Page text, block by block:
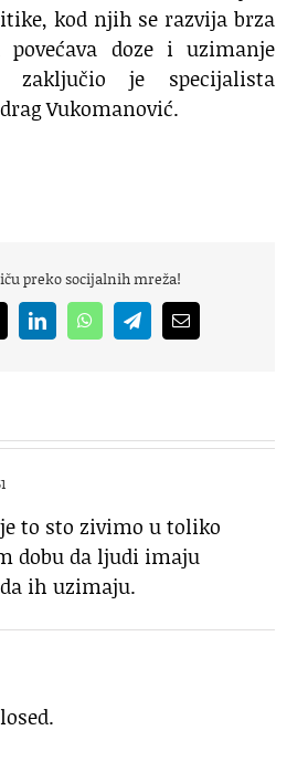
kod njih se razvija brza
doze i uzimanje
zaključio je specijalista
Vukomanović.
preko socijalnih mreža!
LinkedInWhatsAppTelegramEmail
to sto zivimo u toliko
dobu da ljudi imaju
ih uzimaju.